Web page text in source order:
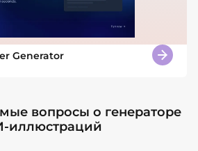
Generator
вопросы о генераторе
иллюстраций